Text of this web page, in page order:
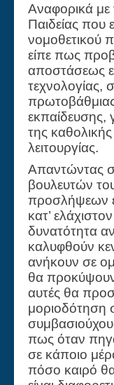
Αναφορικά με
Παιδείας που
νομοθετικού
είπε πως
αποστάσεως
τεχνολογίας,
εκπαίδευσης,
της
λειτουργίας.
Απαντώντας
βουλευτών
προσλήψεων
κατ’
δυνατότητα
καλυφθούν
ανήκουν σε
θα
αυτές θα
μοριοδότηση
πως όταν
σε κάποιο
πόσο καιρό θα